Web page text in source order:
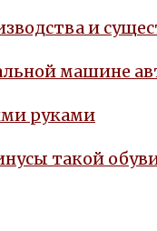
и
машине
руками
такой